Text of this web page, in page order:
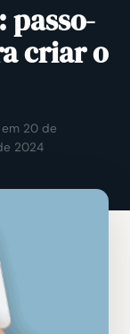
passo-
criar o
em 20 de
2024